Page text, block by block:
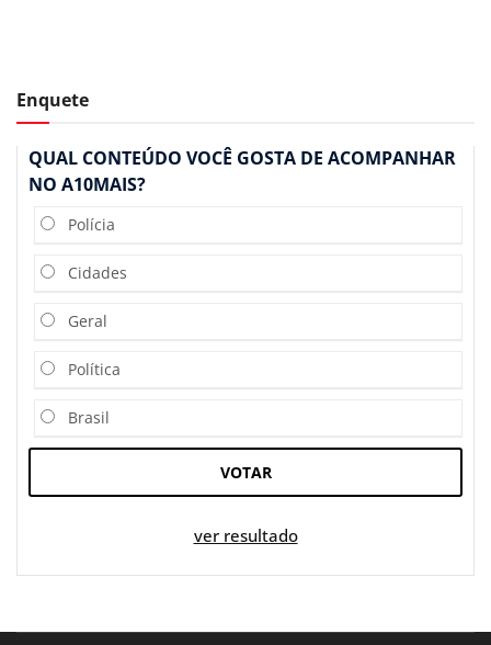
Enquete
QUAL CONTEÚDO VOCÊ GOSTA DE ACOMPANHAR
NO A10MAIS?
Polícia
Cidades
Geral
Política
Brasil
VOTAR
ver resultado